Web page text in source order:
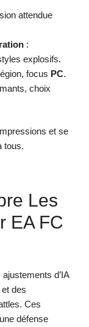
attendue
:
explosifs.
focus PC.
choix
et se
tous.
Les
EA FC
d’IA
des
Ces
défense